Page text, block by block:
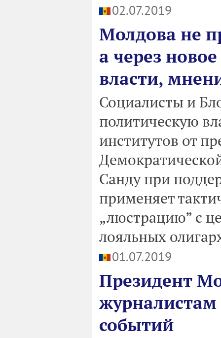
02.07.2019
Молдова не
а через
власти,
Социалисты и
политическую
институтов от
Санду при
применяет
„люстрацию” с
лояльных
01.07.2019
Президент
событий